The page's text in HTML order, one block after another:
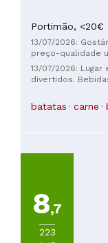
Portimão, <20€
13/07/2026:
preço-qualidade
13/07/2026:
divertidos.
batatas carne
8,7
223